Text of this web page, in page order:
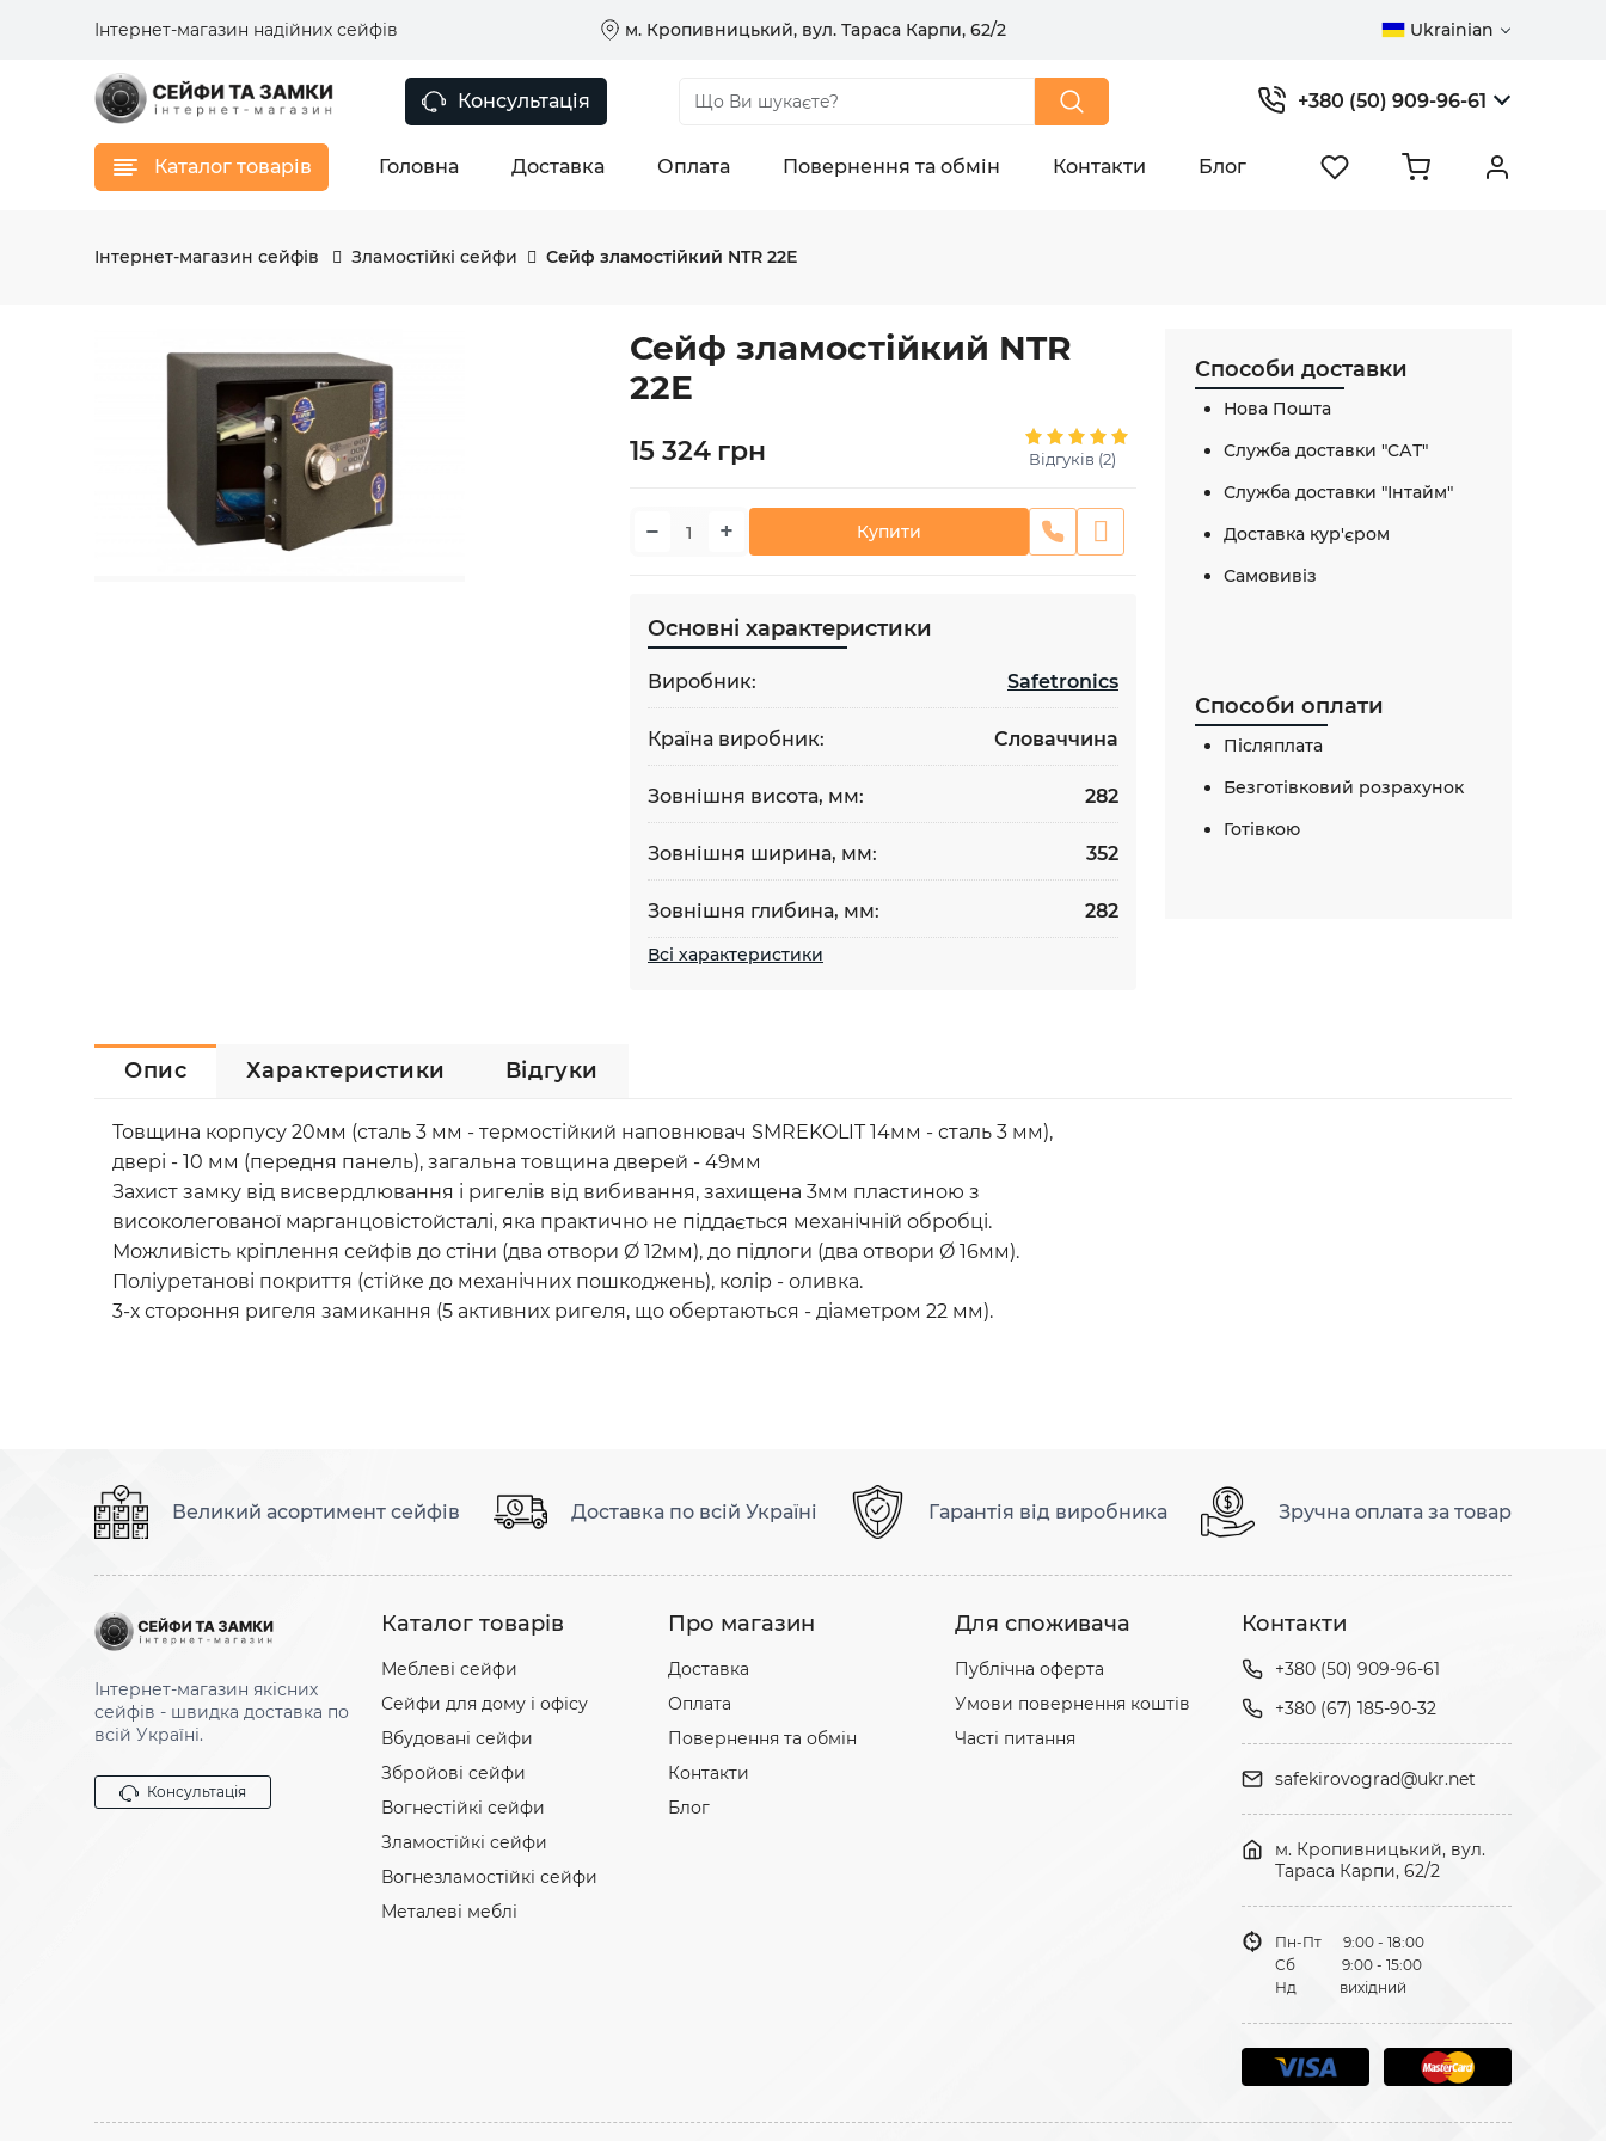
Інтернет-магазин надійних сейфів м. Кропивницький, вул. Тараса Карпи, 62/2 Ukrainian
Консультація +380 (50) 909-96-61
Каталог товарів Головна Доставка Оплата Повернення та обмін Контакти Блог
Інтернет-магазин сейфів Зламостійкі сейфи Сейф зламостійкий NTR 22Е
Сейф зламостійкий NTR
22Е
15 324 грн Відгуків (2)
− + Купити
Основні характеристики
Виробник: Safetronics
Країна виробник: Словаччина
Зовнішня висота, мм: 282
Зовнішня ширина, мм: 352
Зовнішня глибина, мм: 282
Всі характеристики
Способи доставки
Нова Пошта
Служба доставки "САТ"
Служба доставки "Інтайм"
Доставка кур'єром
Самовивіз
Способи оплати
Післяплата
Безготівковий розрахунок
Готівкою
Опис Характеристики Відгуки
Товщина корпусу 20мм (сталь 3 мм - термостійкий наповнювач SMREKOLIT 14мм - сталь 3 мм),
двері - 10 мм (передня панель), загальна товщина дверей - 49мм
Захист замку від висвердлювання і ригелів від вибивання, захищена 3мм пластиною з
високолегованої марганцовістойсталі, яка практично не піддається механічній обробці.
Можливість кріплення сейфів до стіни (два отвори Ø 12мм), до підлоги (два отвори Ø 16мм).
Поліуретанові покриття (стійке до механічних пошкоджень), колір - оливка.
3-х стороння ригеля замикання (5 активних ригеля, що обертаються - діаметром 22 мм).
Великий асортимент сейфів Доставка по всій Україні Гарантія від виробника Зручна оплата за товар
Інтернет-магазин якісних
сейфів - швидка доставка по
всій Україні.
Консультація
Каталог товарів
Меблеві сейфи
Сейфи для дому і офісу
Вбудовані сейфи
Збройові сейфи
Вогнестійкі сейфи
Зламостійкі сейфи
Вогнезламостійкі сейфи
Металеві меблі
Про магазин
Доставка
Оплата
Повернення та обмін
Контакти
Блог
Для споживача
Публічна оферта
Умови повернення коштів
Часті питання
Контакти
+380 (50) 909-96-61
+380 (67) 185-90-32
safekirovograd@ukr.net
м. Кропивницький, вул.
Тараса Карпи, 62/2
Пн-Пт 9:00 - 18:00
Сб 9:00 - 15:00
Нд вихідний